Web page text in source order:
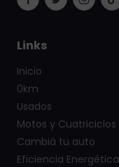
Links
Inicio
0km
Usados
Motos y Cuatriciclos
Cambiá tu auto
Eficiencia Energética